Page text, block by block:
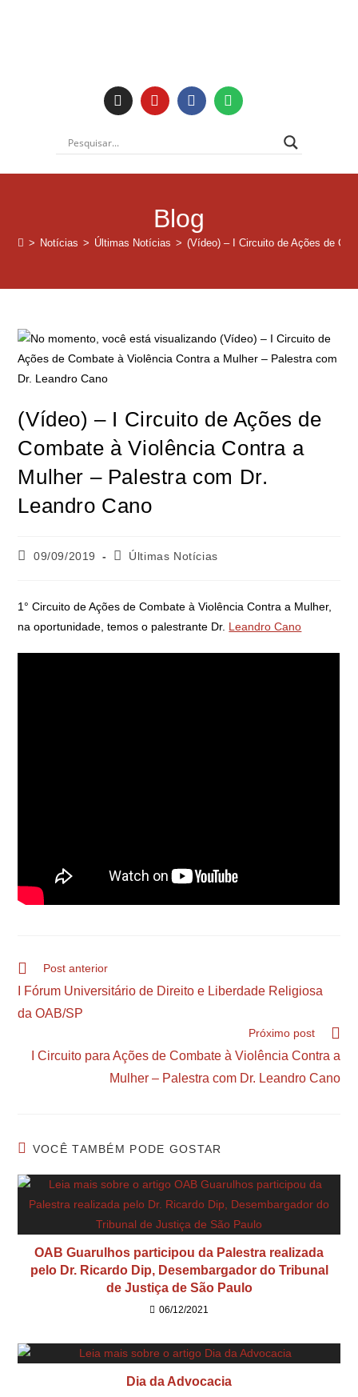
Blog
> Notícias > Últimas Notícias > (Vídeo) – I Circuito de Ações de
(Vídeo) – I Circuito de Ações de
Combate à Violência Contra a
Mulher – Palestra com Dr.
Leandro Cano
09/09/2019 Últimas Notícias
1° Circuito de Ações de Combate à Violência Contra a Mulher,
na oportunidade, temos o palestrante Dr. Leandro Cano
Post anterior
I Fórum Universitário de Direito e Liberdade Religiosa
da OAB/SP
Próximo post
I Circuito para Ações de Combate à Violência Contra a
Mulher – Palestra com Dr. Leandro Cano
VOCÊ TAMBÉM PODE GOSTAR
OAB Guarulhos participou da Palestra realizada
pelo Dr. Ricardo Dip, Desembargador do Tribunal
de Justiça de São Paulo
06/12/2021
Dia da Advocacia